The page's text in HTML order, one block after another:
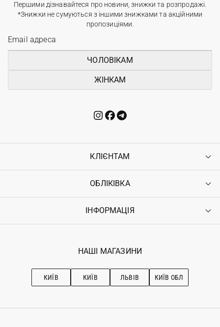
Першими дізнавайтеся про новини, знижки та розпродажі.
*Знижки не сумуються з іншими знижками та акційними
пропозиціями.
ЧОЛОВІКАМ
ЖІНКАМ
КЛІЄНТАМ
Контакти
Повернення
Гарантія
ОБЛІКІВКА
Увійти
Ostriv Club+
ІНФОРМАЦІЯ
Наші магазини
Рекомендації з догляду
НАШІ МАГАЗИНИ
КИЇВ КИЇВ ЛЬВІВ КИЇВ ОБЛ